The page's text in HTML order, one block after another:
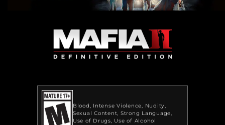
Blood Intense Violence
Nudity
Sexual Content Strong Language
Use of Drugs
Use of Alcohol